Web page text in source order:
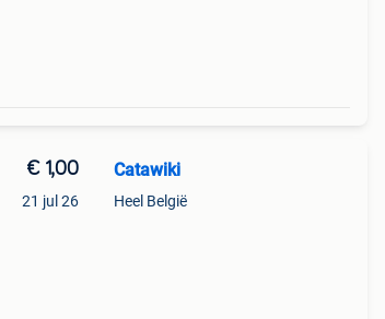
€ 1,00
21 jul 26
Catawiki
Heel België